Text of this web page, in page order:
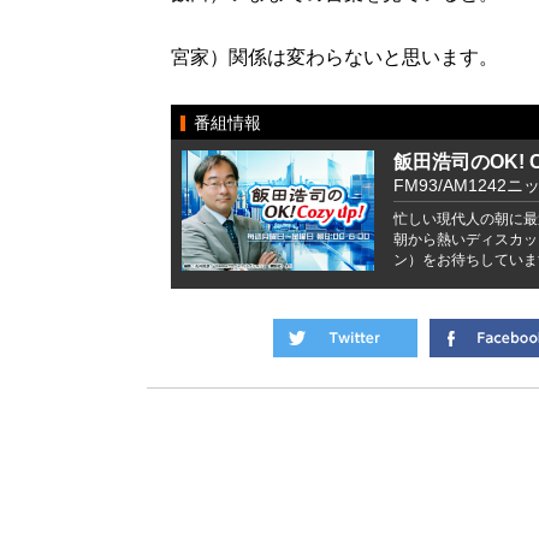
宮家）関係は変わらないと思います。
番組情報
飯田浩司のOK!
FM93/AM1242ニ
忙しい現代人の朝に
朝から熱いディスカ
ン）をお待ちしてい